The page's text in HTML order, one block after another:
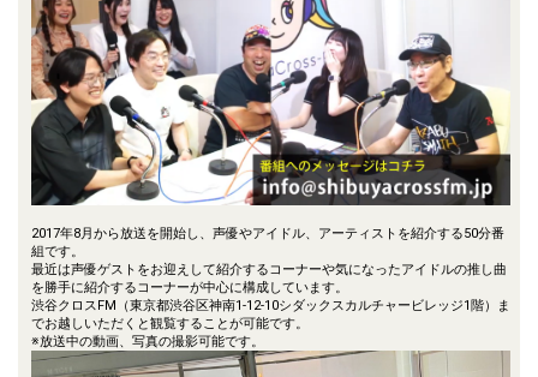
2017年8月から放送を開始し、声優やアイドル、アーティストを紹介する50分番
組です。
最近は声優ゲストをお迎えして紹介するコーナーや気になったアイドルの推し曲
を勝手に紹介するコーナーが中心に構成しています。
渋谷クロスFM（東京都渋谷区神南1-12-10シダックスカルチャービレッジ1階）ま
でお越しいただくと観覧することが可能です。
※放送中の動画、写真の撮影可能です。